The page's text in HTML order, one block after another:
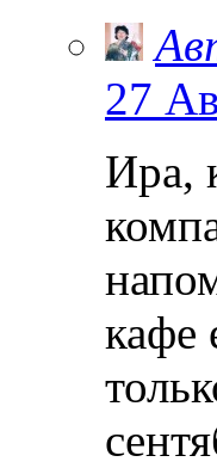
27
Ира,
кафе